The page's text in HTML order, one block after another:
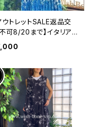
ウトレットSALE返品交
可8/20まで】イタリア
ング・マキシスカート＆
ップス セットアップ /ホワ